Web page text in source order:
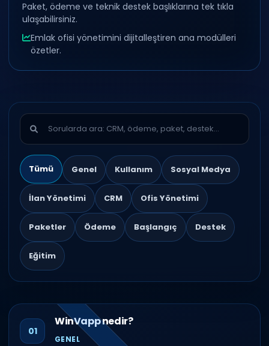
Paket, ödeme ve teknik destek başlıklarına tek tıkla
ulaşabilirsiniz.
Emlak ofisi yönetimini dijitalleştiren ana modülleri
özetler.
Tümü Genel Kullanım Sosyal Medya
İlan Yönetimi CRM Ofis Yönetimi
Paketler Ödeme Başlangıç Destek
Eğitim
01
WinVapp nedir?
GENEL